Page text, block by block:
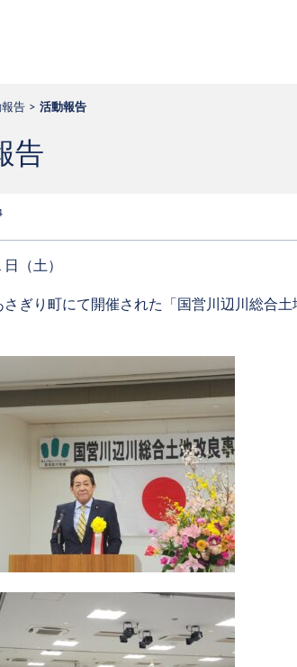
告 活動報告
告
（土）
さぎり町にて開催された「国営川辺川総合